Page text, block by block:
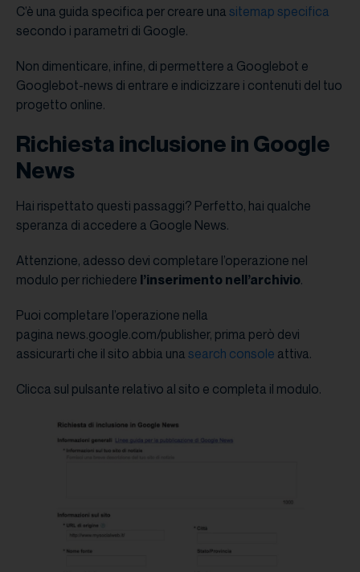
C’è una guida specifica per creare una sitemap specifica
secondo i parametri di Google.
Non dimenticare, infine, di permettere a Googlebot e
Googlebot-news di entrare e indicizzare i contenuti del tuo
progetto online.
Richiesta inclusione in Google
News
Hai rispettato questi passaggi? Perfetto, hai qualche
speranza di accedere a Google News.
Attenzione, adesso devi completare l’operazione nel
modulo per richiedere l’inserimento nell’archivio.
Puoi completare l’operazione nella
pagina news.google.com/publisher, prima però devi
assicurarti che il sito abbia una search console attiva.
Clicca sul pulsante relativo al sito e completa il modulo.